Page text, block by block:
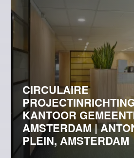
CIRCULAIRE
KANTOOR
AMSTERDAM |
PLEIN, AMSTERDAM